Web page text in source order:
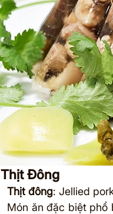
Thịt Đông
Thịt đông: Jellied
Món ăn đặc biệt phổ